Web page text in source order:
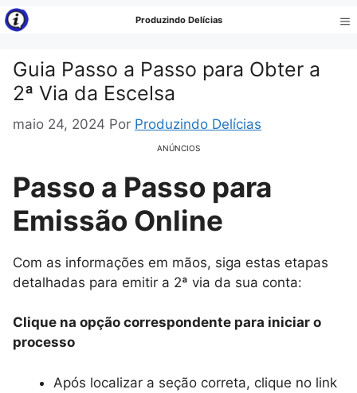
Pular
para
conteúdo
Produzindo Delícias
Guia Passo a Passo para Obter a
2ª Via da Escelsa
maio 24, 2024 Por Produzindo Delícias
ANÚNCIOS
Passo a Passo para
Emissão Online
Com as informações em mãos, siga estas etapas
detalhadas para emitir a 2ª via da sua conta:
Clique na opção correspondente para iniciar o
processo
Após localizar a seção correta, clique no link